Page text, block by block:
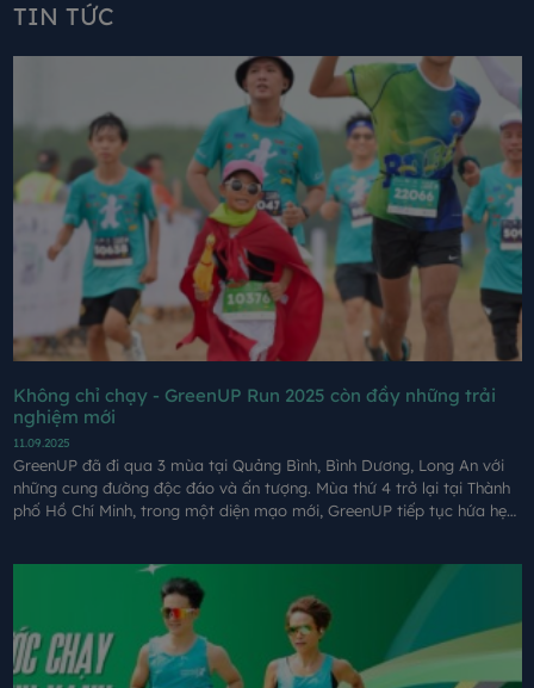
TIN TỨC
Không chỉ chạy - GreenUP Run 2025 còn đầy những trải
nghiệm mới
11.09.2025
GreenUP đã đi qua 3 mùa tại Quảng Bình, Bình Dương, Long An với
những cung đường độc đáo và ấn tượng. Mùa thứ 4 trở lại tại Thành
phố Hồ Chí Minh, trong một diện mạo mới, GreenUP tiếp tục hứa hẹn